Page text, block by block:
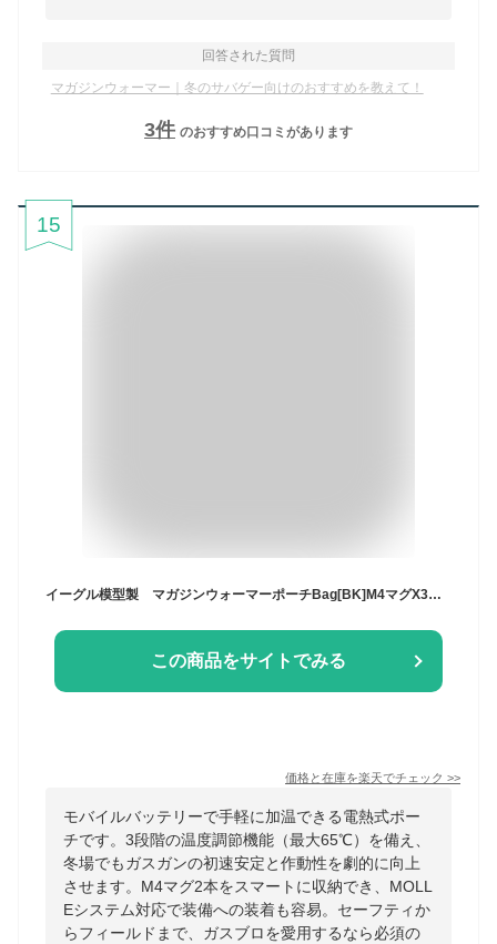
回答された質問
マガジンウォーマー｜冬のサバゲー向けのおすすめを教えて！
3件 のおすすめ口コミがあります
15
この商品をサイトでみる
価格と在庫を楽天でチェック >>
モバイルバッテリーで手軽に加温できる電熱式ポー
チです。3段階の温度調節機能（最大65℃）を備え、
冬場でもガスガンの初速安定と作動性を劇的に向上
させます。M4マグ2本をスマートに収納でき、MOLL
Eシステム対応で装備への装着も容易。セーフティか
らフィールドまで、ガスブロを愛用するなら必須の